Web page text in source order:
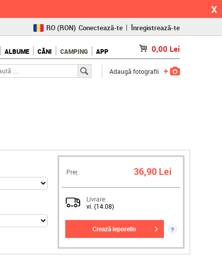
X
(KČ)
SK(€)
RO(RON) Conectează-te Înregistrează-te
ALBUME CĂNI CAMPING APP 0,00 Lei
Adaugă fotografii
Preț: 36,90 Lei
Livrare:
vi. (14.08)
crează leporello ?